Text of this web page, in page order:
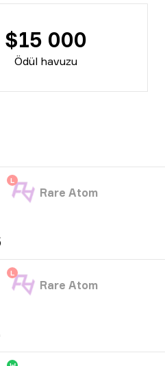
Ödül havuzu
$15 000
L
Rare Atom
L
Rare Atom